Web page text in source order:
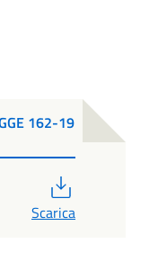
162-19
Scarica